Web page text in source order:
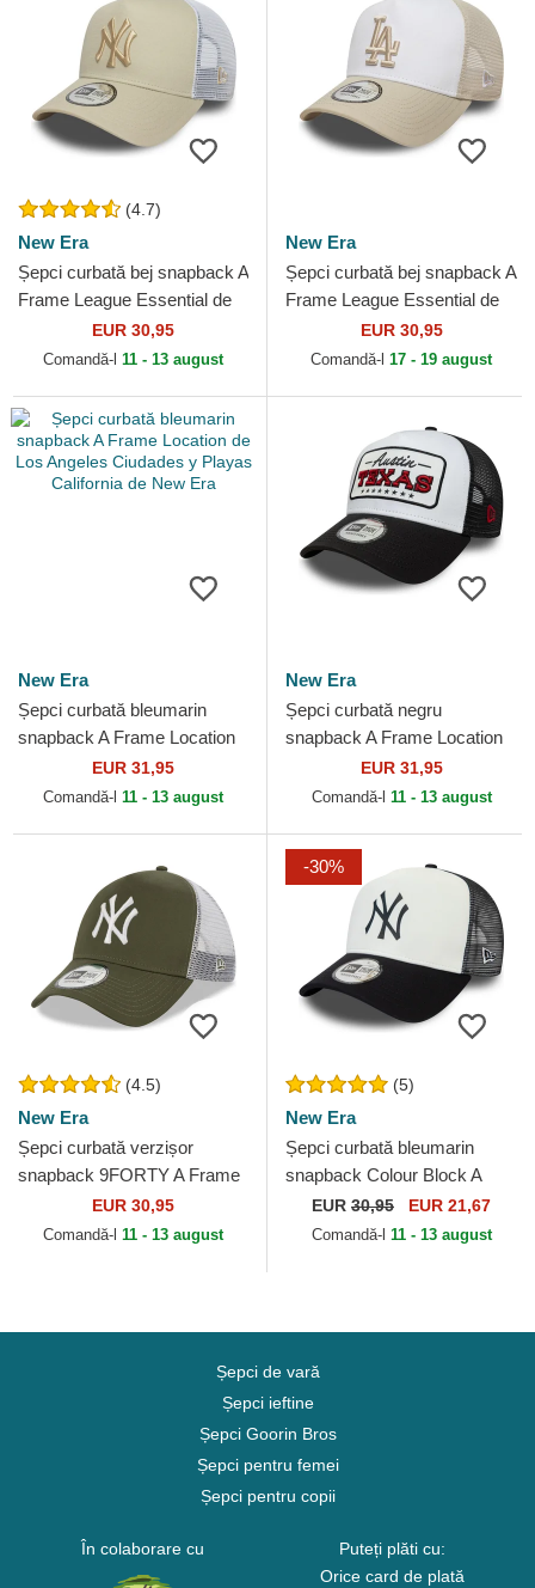
(4.7)
New Era
Șepci curbată bej snapback A
Frame League Essential de
New York Yankees MLB de
New Era
EUR 30,95
Comandă-l 11 - 13 august
New Era
Șepci curbată bej snapback A
Frame League Essential de
Los Angeles Dodgers MLB
de New Era
EUR 30,95
Comandă-l 17 - 19 august
New Era
Șepci curbată bleumarin
snapback A Frame Location
de Los Angeles Ciudades y
Playas California de...
EUR 31,95
Comandă-l 11 - 13 august
New Era
Șepci curbată negru
snapback A Frame Location
de Austin Ciudades y Playas
Texas de New Era
EUR 31,95
Comandă-l 11 - 13 august
(4.5)
New Era
Șepci curbată verzișor
snapback 9FORTY A Frame
de New York Yankees MLB
de New Era
EUR 30,95
Comandă-l 11 - 13 august
-30%
(5)
New Era
Șepci curbată bleumarin
snapback Colour Block A
Frame de New York Yankees
MLB de New Era
EUR 30,95 EUR 21,67
Comandă-l 11 - 13 august
Șepci de vară
Șepci ieftine
Șepci Goorin Bros
Șepci pentru femei
Șepci pentru copii
În colaborare cu
Puteți plăti cu:
Orice card de plată